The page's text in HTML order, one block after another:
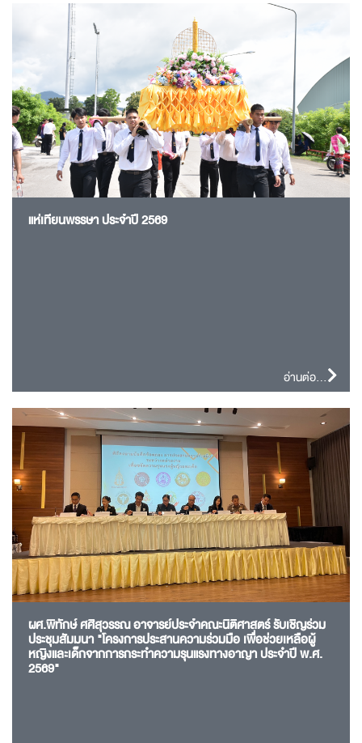
แห่เทียนพรรษา ประจำปี 2569
อ่านต่อ...
ผศ.พิทักษ์ ศศิสุวรรณ อาจารย์ประจำคณะนิติศาสตร์ รับเชิญร่วม
ประชุมสัมมนา "โครงการประสานความร่วมมือ เพื่อช่วยเหลือผู้
หญิงและเด็กจากการกระทำความรุนแรงทางอาญา ประจำปี พ.ศ.
2569"